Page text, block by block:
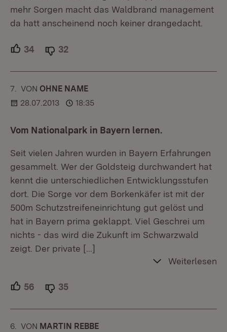
mehr Sorgen macht das Waldbrand management
da hatt anscheinend noch keiner drangedacht.
34 Unterstützer.
32
7. KOMMENTAR
VON :OHNE NAME
28.07.2013
18:35
Vom Nationalpark in Bayern lernen.
Seit vielen Jahren wurden in Bayern Erfahrungen
gesammelt. Wer der Goldsteig durchwandert hat
kennt die unterschiedlichen Entwicklungsstufen
dort. Die Sorge vor dem Borkenkäfer ist mit der
500m Schutzstreifeneinrichtung gut gelöst und
hat in Bayern prima geklappt. Viel Geschrei um
nichts - das wird die Zukunft im Schwarzwald
zeigt. Der private […]
Weiterlesen
56 Unterstützer.
35
6. KOMMENTAR
VON :MARTIN REBBE